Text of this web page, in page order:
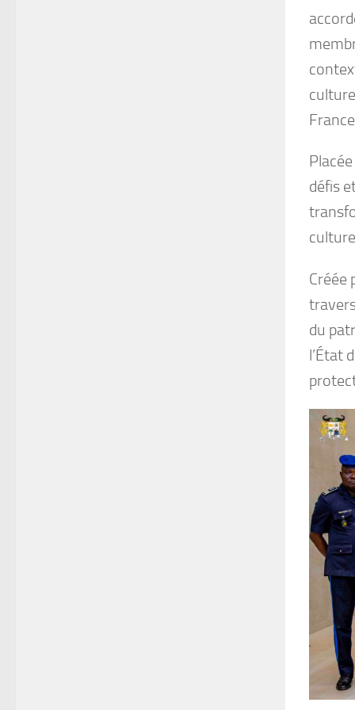
défis
Créée
du
l’État